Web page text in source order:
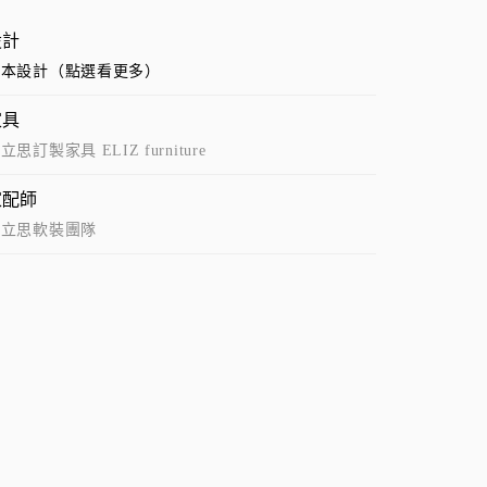
設計（點選看更多）
思訂製家具 ELIZ furniture
師
思軟裝團隊